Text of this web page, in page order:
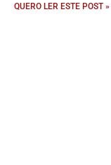
QUERO LER ESTE POST »